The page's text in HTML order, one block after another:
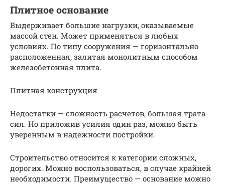
Плитное основание
Выдерживает большие нагрузки, оказываемые
массой стен. Может применяться в любых
условиях. По типу сооружения — горизонтально
расположенная, залитая монолитным способом
железобетонная плита.
Плитная конструкция
Недостатки — сложность расчетов, большая трата
сил. Но приложив усилия один раз, можно быть
уверенным в надежности постройки.
Строительство относится к категории сложных,
дорогих. Можно воспользоваться, в случае крайней
необходимости. Преимущество — основание можно